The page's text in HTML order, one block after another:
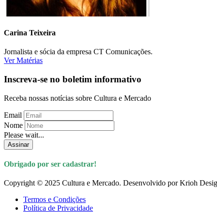
Carina Teixeira
Jornalista e sócia da empresa CT Comunicações.
Ver Matérias
Inscreva-se no boletim informativo
Receba nossas notícias sobre Cultura e Mercado
Email
Nome
Please wait...
Assinar
Obrigado por ser cadastrar!
Copyright © 2025 Cultura e Mercado. Desenvolvido por Krioh
Termos e Condições
Política de Privacidade